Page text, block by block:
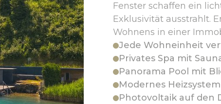
Fenster schaffen ein
Exklusivität ausstrahlt.
Wohnens in einer
Jede Wohneinheit
Privates Spa mit
Panorama Pool mit
Modernes
Photovoltaik auf den